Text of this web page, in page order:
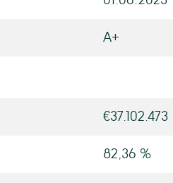
A+
€37.102.473
82,36 %